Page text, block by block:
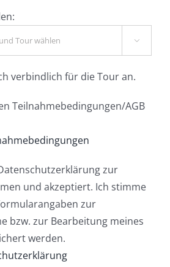

verbindlich für die Tour an.
Teilnahmebedingungen/AGB
zur
und akzeptiert. Ich stimme
zur
bzw. zur Bearbeitung meines
werden.